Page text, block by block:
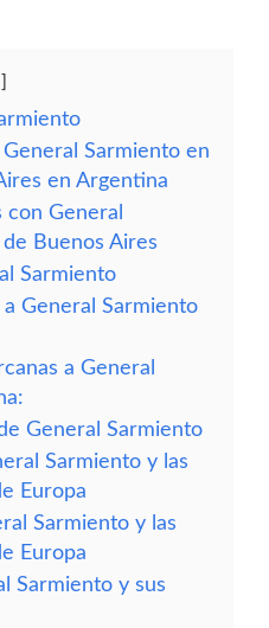
Sarmiento en
en Argentina
General
Buenos Aires
Sarmiento
a General Sarmiento
a General
General Sarmiento
Sarmiento y las
Europa
Sarmiento y las
Europa
Sarmiento y sus